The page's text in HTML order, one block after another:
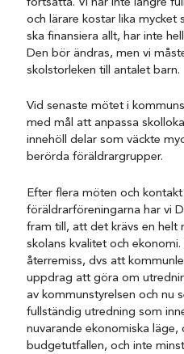
fortsätta. Vi har inte längre
och lärare kostar lika mycket
ska finansiera allt, har inte
Den bör ändras, men vi
skolstorleken till antalet barn.
Vid senaste mötet i
med mål att anpassa
innehöll delar som väckte
berörda föräldrargrupper.
Efter flera möten och
föräldrarföreningarna har vi
fram till, att det krävs en helt
skolans kvalitet och
återremiss, dvs att
uppdrag att göra om
av kommunstyrelsen och nu
fullständig utredning som
nuvarande ekonomiska läge,
budgetutfallen, och inte